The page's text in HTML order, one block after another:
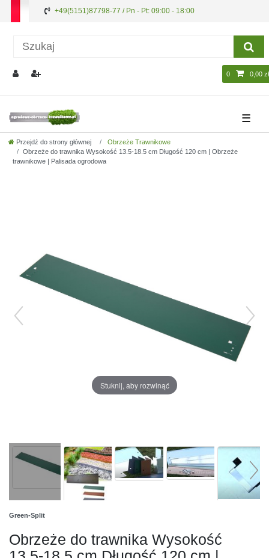
+49(5151)87798-77 / Pn - Pt: 09:00 - 18:00
0 0,00 zł
☰
Przejdź do strony głównej
Obrzeże Trawnikowe
Obrzeże do trawnika Wysokość 13.5-18.5 cm Długość 120 cm | Obrzeże
trawnikowe | Palisada ogrodowa
Stuknij, aby rozwinąć
Green-Split
Obrzeże do trawnika Wysokość